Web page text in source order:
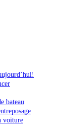
bateau
voiture